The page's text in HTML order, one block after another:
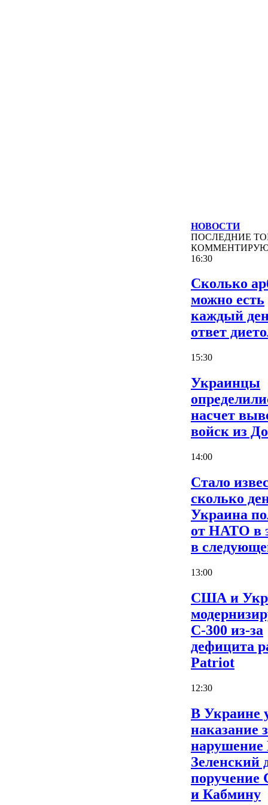
НОВОСТИ
ПОСЛЕДНИЕ
16:30
Сколько
можно есть
каждый
ответ
15:30
Украинцы
насчет
войск из
14:00
Стало
сколько
Украина
от НАТО в
в
13:00
США и
С-300 из-за
дефицита
Patriot
12:30
В Украине
наказание
Зеленский
и Кабмину